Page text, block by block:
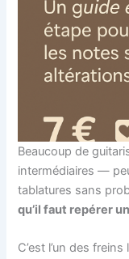
Beaucoup de
intermédiaires —
tablatures sans
qu’il faut repérer
C’est l’un des